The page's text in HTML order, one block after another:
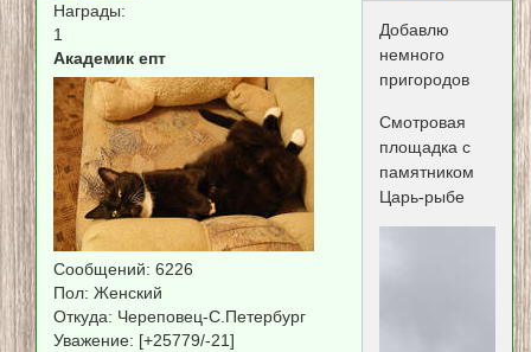
Награды:
1
Академик епт
Сообщений: 6226
Пол: Женский
Откуда: Череповец-С.Петербург
Уважение: [+25779/-21]
Добавлю
немного
пригородов
Смотровая
площадка с
памятником
Царь-рыбе